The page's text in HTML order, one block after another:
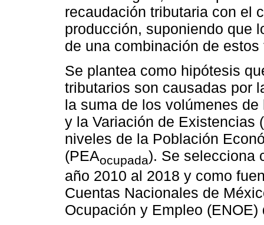
recaudación tributaria con el
producción, suponiendo que
de una combinación de estos
Se plantea como hipótesis
tributarios son causadas por
la suma de los volúmenes
y la Variación de Existencias
niveles de la Población
(PEAocupada). Se selecciona
año 2010 al 2018 y como
Cuentas Nacionales de
Ocupación y Empleo (ENOE)